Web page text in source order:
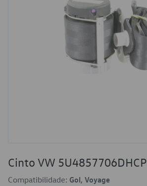
Cinto VW 5U4857706DHCP
Compatibilidade: Gol, Voyage